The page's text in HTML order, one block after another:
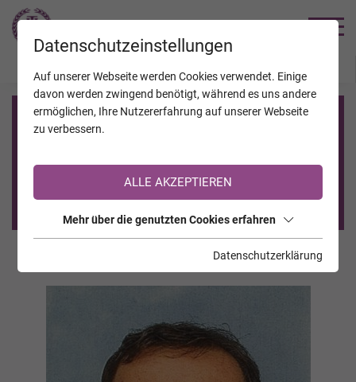
Registrierung auf TrauerHilfe.it
Sie sind noch nicht auf TrauerHilfe.it registriert?
>> zur kostenlosen Registrierung <<
Datenschutzeinstellungen
Auf unserer Webseite werden Cookies verwendet. Einige
davon werden zwingend benötigt, während es uns andere
ermöglichen, Ihre Nutzererfahrung auf unserer Webseite
zu verbessern.
ALLE AKZEPTIEREN
Mehr über die genutzten Cookies erfahren
Datenschutzerklärung
JAHRESTAGE KALENDER VERSTORBENE